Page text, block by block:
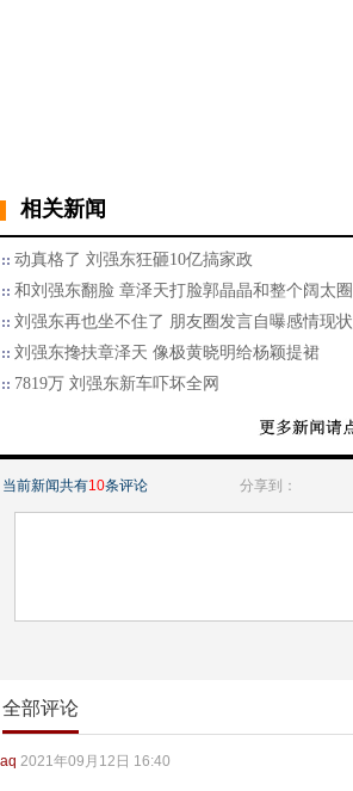
相关新闻
动真格了 刘强东狂砸10亿搞家政
和刘强东翻脸 章泽天打脸郭晶晶和整个阔太圈
刘强东再也坐不住了 朋友圈发言自曝感情现状
刘强东搀扶章泽天 像极黄晓明给杨颖提裙
7819万 刘强东新车吓坏全网
当前新闻共有10条评论 分享到：
全部评论
aq 2021年09月12日 16:40